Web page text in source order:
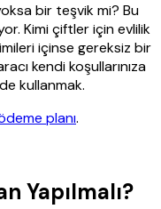
bir teşvik mi? Bu
Kimi çiftler için evlilik
içinse gereksiz bir
kendi koşullarınıza
kullanmak.
planı.
Yapılmalı?